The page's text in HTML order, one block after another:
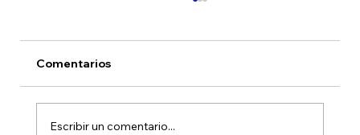
Comentarios
Escribir un comentario...